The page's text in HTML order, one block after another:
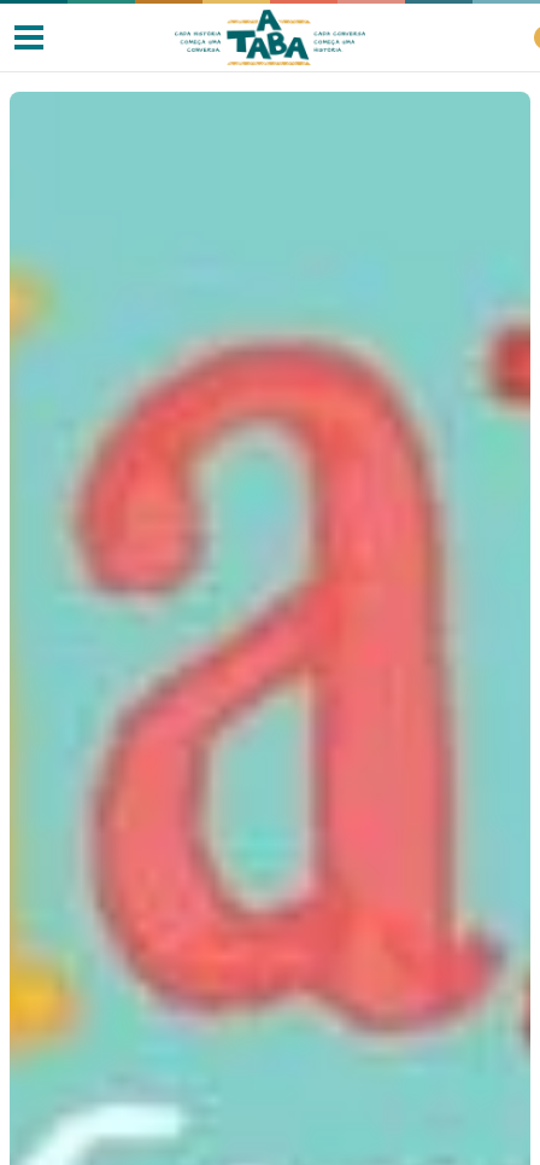
Resenhas
Clube de Leitores
Como ler?
E-Books
Eventos
Podcast